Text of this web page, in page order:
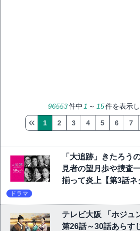
96553件中 1 ～ 15件を表示し
1 2 3 4 5 6 7
「大追跡」きたろう
見者の望月歩や捜査
揃って炎上【第3話ネ
ドラマ
テレビ大阪 「ホジュ
第26話～30話あらす